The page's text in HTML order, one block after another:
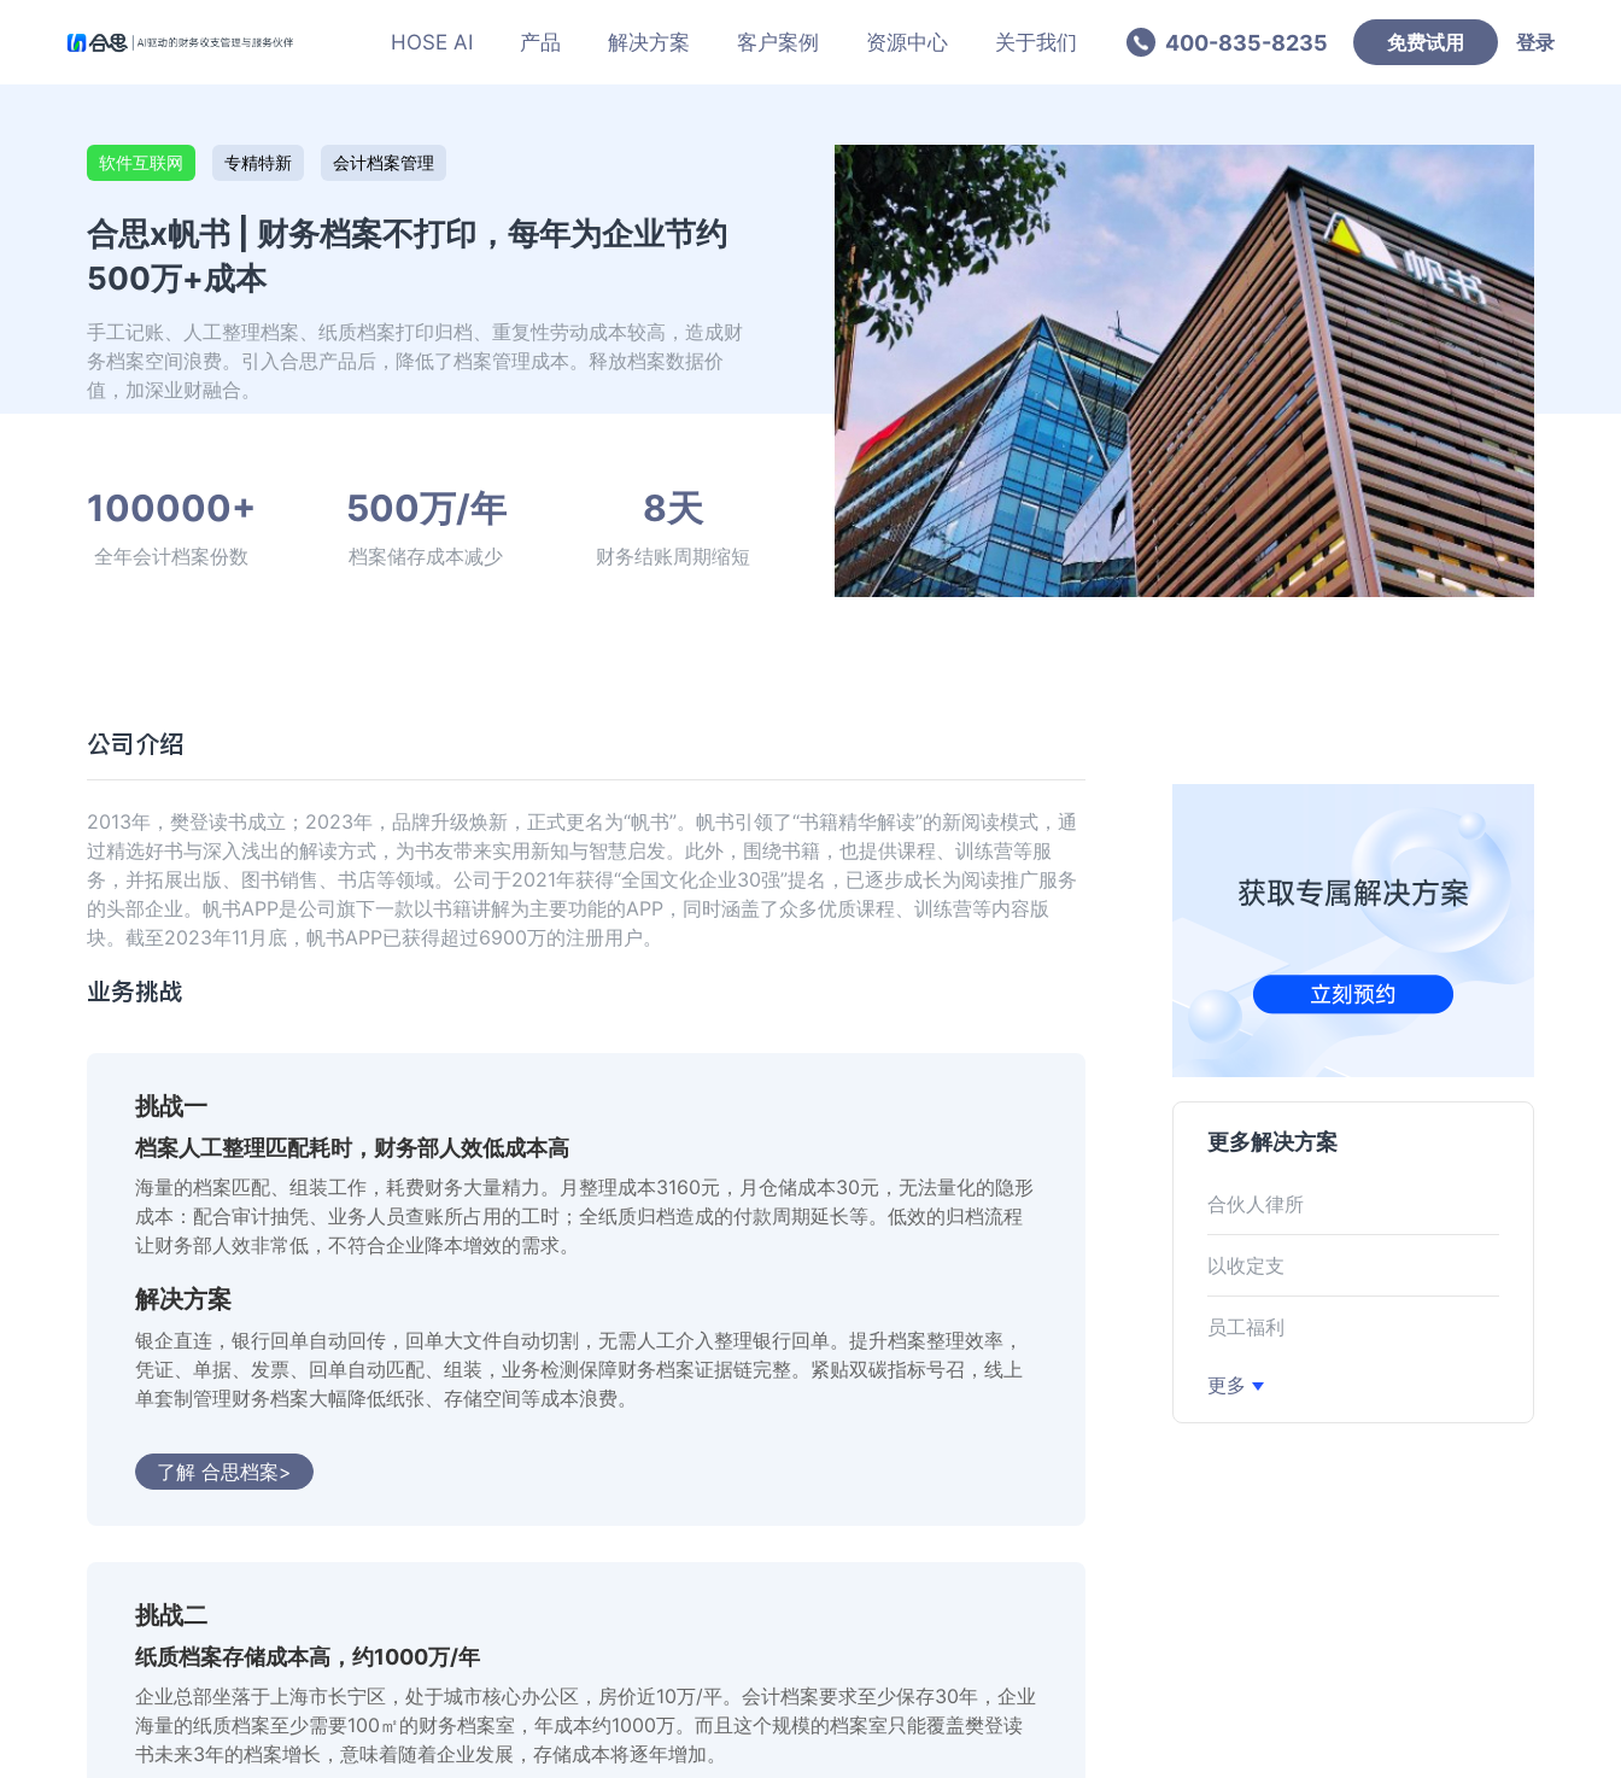
HOSE AI 产品 解决方案 客户案例 资源中心 关于我们 400-835-8235 免费试用 登录
软件互联网 专精特新 会计档案管理
合思x帆书 | 财务档案不打印，每年为企业节约
500万+成本
手工记账、人工整理档案、纸质档案打印归档、重复性劳动成本较高，造成财
务档案空间浪费。引入合思产品后，降低了档案管理成本。释放档案数据价
值，加深业财融合。
100000+
全年会计档案份数
500万/年
档案储存成本减少
8天
财务结账周期缩短
公司介绍
2013年，樊登读书成立；2023年，品牌升级焕新，正式更名为“帆书”。帆书引领了“书籍精华解读”的新阅读模式，通
过精选好书与深入浅出的解读方式，为书友带来实用新知与智慧启发。此外，围绕书籍，也提供课程、训练营等服
务，并拓展出版、图书销售、书店等领域。公司于2021年获得“全国文化企业30强”提名，已逐步成长为阅读推广服务
的头部企业。帆书APP是公司旗下一款以书籍讲解为主要功能的APP，同时涵盖了众多优质课程、训练营等内容版
块。截至2023年11月底，帆书APP已获得超过6900万的注册用户。
业务挑战
挑战一
档案人工整理匹配耗时，财务部人效低成本高
海量的档案匹配、组装工作，耗费财务大量精力。月整理成本3160元，月仓储成本30元，无法量化的隐形
成本：配合审计抽凭、业务人员查账所占用的工时；全纸质归档造成的付款周期延长等。低效的归档流程
让财务部人效非常低，不符合企业降本增效的需求。
解决方案
银企直连，银行回单自动回传，回单大文件自动切割，无需人工介入整理银行回单。提升档案整理效率，
凭证、单据、发票、回单自动匹配、组装，业务检测保障财务档案证据链完整。紧贴双碳指标号召，线上
单套制管理财务档案大幅降低纸张、存储空间等成本浪费。
了解 合思档案>
挑战二
纸质档案存储成本高，约1000万/年
企业总部坐落于上海市长宁区，处于城市核心办公区，房价近10万/平。会计档案要求至少保存30年，企业
海量的纸质档案至少需要100㎡的财务档案室，年成本约1000万。而且这个规模的档案室只能覆盖樊登读
书未来3年的档案增长，意味着随着企业发展，存储成本将逐年增加。
更多解决方案
合伙人律所
以收定支
员工福利
更多